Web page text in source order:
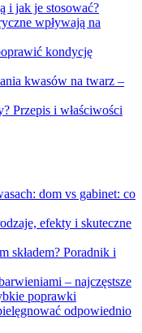
i jak je stosować?
wpływają na
kondycję
kwasów na twarz –
Przepis i właściwości
dom vs gabinet: co
efekty i skuteczne
składem? Poradnik i
– najczęstsze
poprawki
odpowiednio